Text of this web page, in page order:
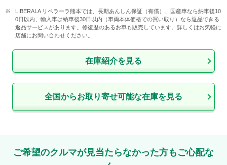
LIBERALA リベラーラ熊本では、長期あんしん保証（有償）、国産車なら納車後10
0日以内、輸入車は納車後30日以内（車両本体価格での買い取り）なら返品できる
返品サービスがあります。修復歴のあるお車も販売しています。詳しくはお気軽に
店舗にお問い合わせください。
在庫紹介を見る
全国からお取り寄せ可能な在庫を見る
ご希望のクルマが見当たらなかった方もご心配な